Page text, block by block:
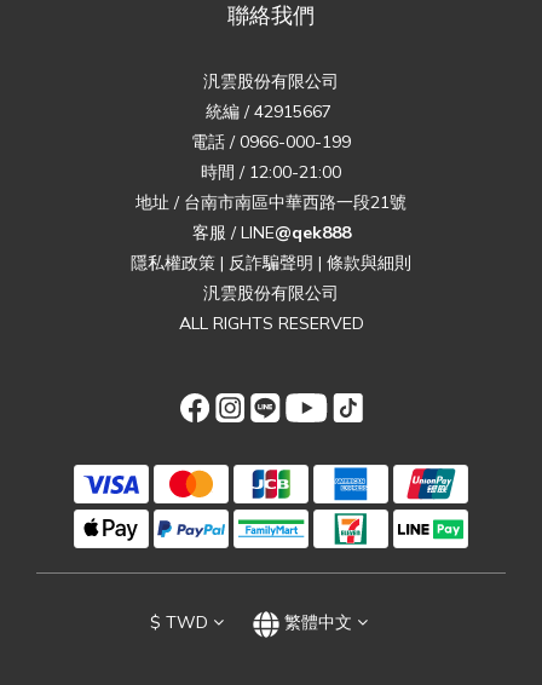
聯絡我們
汎雲股份有限公司
統編 / 42915667
電話 / 0966-000-199
時間 / 12:00-21:00
地址 / 台南市南區中華西路一段21號
客服 / LINE@qek888
隱私權政策 | 反詐騙聲明 | 條款與細則
汎雲股份有限公司
ALL RIGHTS RESERVED
$ TWD 繁體中文